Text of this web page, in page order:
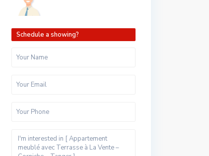
Schedule a showing?